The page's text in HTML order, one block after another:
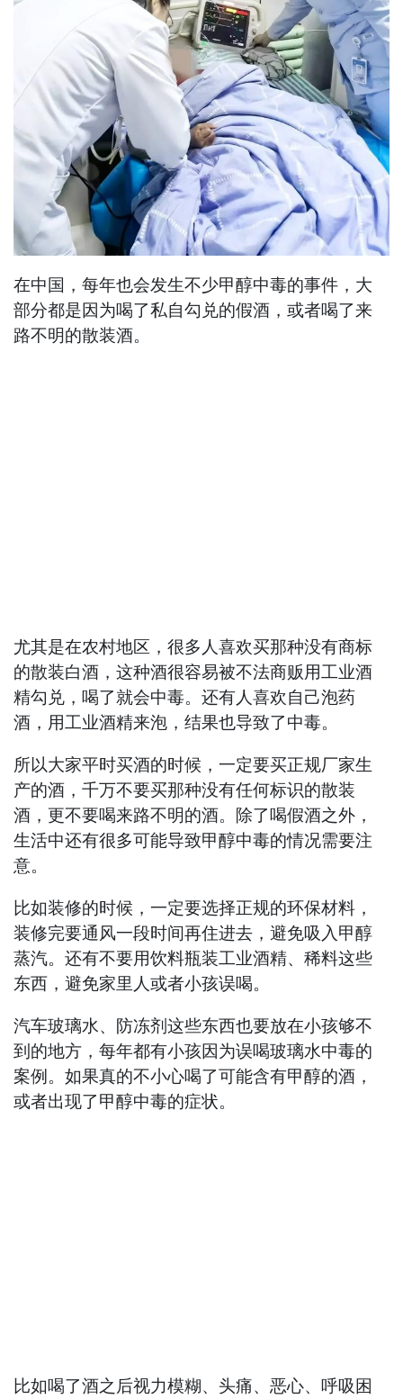
在中国，每年也会发生不少甲醇中毒的事件，大
部分都是因为喝了私自勾兑的假酒，或者喝了来
路不明的散装酒。
尤其是在农村地区，很多人喜欢买那种没有商标
的散装白酒，这种酒很容易被不法商贩用工业酒
精勾兑，喝了就会中毒。还有人喜欢自己泡药
酒，用工业酒精来泡，结果也导致了中毒。
所以大家平时买酒的时候，一定要买正规厂家生
产的酒，千万不要买那种没有任何标识的散装
酒，更不要喝来路不明的酒。除了喝假酒之外，
生活中还有很多可能导致甲醇中毒的情况需要注
意。
比如装修的时候，一定要选择正规的环保材料，
装修完要通风一段时间再住进去，避免吸入甲醇
蒸汽。还有不要用饮料瓶装工业酒精、稀料这些
东西，避免家里人或者小孩误喝。
汽车玻璃水、防冻剂这些东西也要放在小孩够不
到的地方，每年都有小孩因为误喝玻璃水中毒的
案例。如果真的不小心喝了可能含有甲醇的酒，
或者出现了甲醇中毒的症状。
比如喝了酒之后视力模糊、头痛、恶心、呼吸困